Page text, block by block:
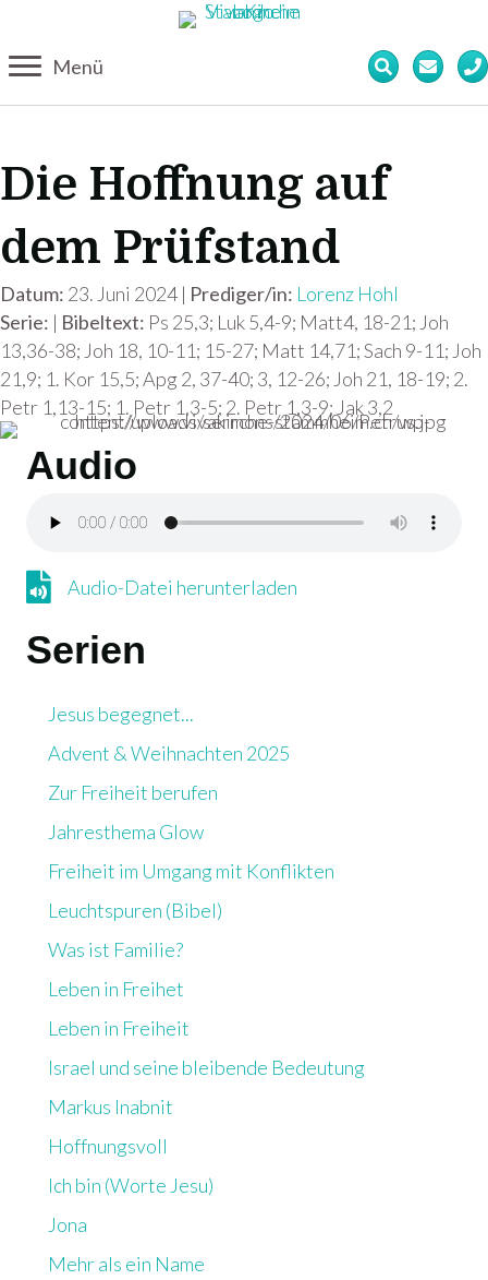
Menü
Die Hoffnung auf
dem Prüfstand
Datum: 23. Juni 2024 | Prediger/in: Lorenz Hohl
Serie: | Bibeltext: Ps 25,3; Luk 5,4-9; Matt4, 18-21; Joh
13,36-38; Joh 18, 10-11; 15-27; Matt 14,71; Sach 9-11; Joh
21,9; 1. Kor 15,5; Apg 2, 37-40; 3, 12-26; Joh 21, 18-19; 2.
Petr 1,13-15; 1. Petr 1,3-5; 2. Petr 1,3-9; Jak 3,2
Audio
Audio-Datei herunterladen
Audio-Datei herunterladen
Serien
Jesus begegnet...
Advent & Weihnachten 2025
Zur Freiheit berufen
Jahresthema Glow
Freiheit im Umgang mit Konflikten
Leuchtspuren (Bibel)
Was ist Familie?
Leben in Freihet
Leben in Freiheit
Israel und seine bleibende Bedeutung
Markus Inabnit
Hoffnungsvoll
Ich bin (Worte Jesu)
Jona
Mehr als ein Name